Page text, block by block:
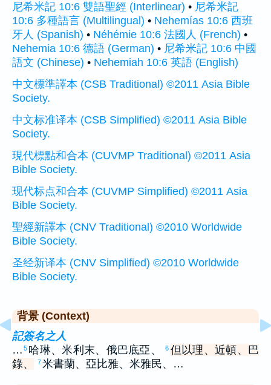
尼希米記 10:6 雙語聖經 (Interlinear) • 尼希米記
10:6 多種語言 (Multilingual) • Nehemías 10:6 西班
牙人 (Spanish) • Néhémie 10:6 法國人 (French) •
Nehemia 10:6 德語 (German) • 尼希米記 10:6 中國
語文 (Chinese) • Nehemiah 10:6 英語 (English)
中文標準譯本 (CSB Traditional) ©2011 Asia Bible
Society.
中文标准译本 (CSB Simplified) ©2011 Asia Bible
Society.
現代標點和合本 (CUVMP Traditional) ©2011 Asia
Bible Society.
现代标点和合本 (CUVMP Simplified) ©2011 Asia
Bible Society.
聖經新譯本 (CNV Traditional) ©2010 Worldwide
Bible Society.
圣经新译本 (CNV Simplified) ©2010 Worldwide
Bible Society.
背景 (Context)
記簽名之人
… 5 哈琳、米利末、俄巴底亞、 6 但以理、近頓、巴
錄、
7米書蘭、亞比雅、米雅民、…